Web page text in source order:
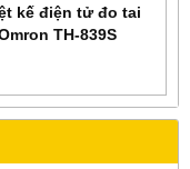
kế điện tử đo tai
TH-839S